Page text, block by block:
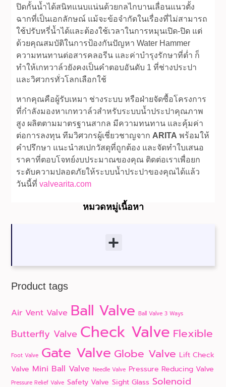
ปิดกั้นน้ำได้สนิทแนบแน่นด้วยกลไกบานเลื่อนแนวตั้ง
ฉากที่เป็นเอกลักษณ์ แม้จะข้อจำกัดในเรื่องที่ไม่สามารถ
ใช้ปรับหรี่น้ำได้และต้องใช้เวลาในการหมุนเปิด-ปิด แต่
ด้วยคุณสมบัติในการป้องกันปัญหา Water Hammer
ความทนทานต่อสารคลอรีน และค่าบำรุงรักษาที่ต่ำ ก็
ทำให้เกทวาล์วยังคงเป็นคำตอบอันดับ 1 ที่ช่างประปา
และวิศวกรทั่วโลกเลือกใช้
หากคุณคือผู้รับเหมา ช่างระบบ หรือฝ่ายจัดซื้อโครงการ
ที่กำลังมองหาเกทวาล์วสำหรับระบบน้ำประปาคุณภาพ
สูง ผลิตตามมาตรฐานสากล มีความทนทาน และคุ้มค่า
ต่อการลงทุน ทีมวิศวกรผู้เชี่ยวชาญจาก ARITA พร้อมให้
คำปรึกษา แนะนำสเปกวัสดุที่ถูกต้อง และจัดทำใบเสนอ
ราคาที่ตอบโจทย์งบประมาณของคุณ ติดต่อเราเพื่อยก
ระดับความปลอดภัยให้ระบบน้ำประปาของคุณได้แล้ว
วันนี้ที่valvearita.com
หมวดหมู่เนื้อหา
Product tags
Air Vent Valve Ball Valve Ball Valve 3 Ways
Butterfly Valve Check Valve Flexible
Foot Valve Gate Valve Globe Valve Lift Check
Valve Mini Ball Valve Needle Valve Pressure Reducing Valve
Pressure Relief Valve Safety Valve Sight Glass Solenoid